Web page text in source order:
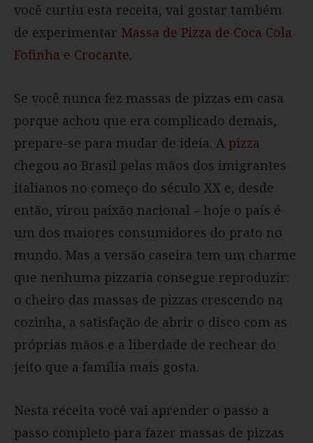
você curtiu esta receita, vai gostar também
de experimentar Massa de Pizza de Coca Cola
Fofinha e Crocante.
Se você nunca fez massas de pizzas em casa
porque achou que era complicado demais,
prepare-se para mudar de ideia. A pizza
chegou ao Brasil pelas mãos dos imigrantes
italianos no começo do século XX e, desde
então, virou paixão nacional – hoje o país é
um dos maiores consumidores do prato no
mundo. Mas a versão caseira tem um charme
que nenhuma pizzaria consegue reproduzir:
o cheiro das massas de pizzas crescendo na
cozinha, a satisfação de abrir o disco com as
próprias mãos e a liberdade de rechear do
jeito que a família mais gosta.
Nesta receita você vai aprender o passo a
passo completo para fazer massas de pizzas